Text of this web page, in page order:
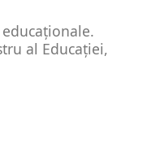
al Educației,